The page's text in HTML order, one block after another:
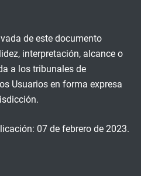
de este documento
interpretación, alcance o
a los tribunales de
Usuarios en forma expresa
07 de febrero de 2023.